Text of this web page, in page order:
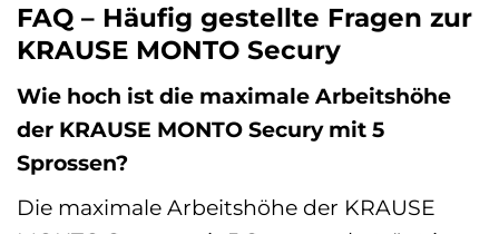
FAQ – Häufig gestellte Fragen zur
KRAUSE MONTO Secury
Wie hoch ist die maximale Arbeitshöhe
der KRAUSE MONTO Secury mit 5
Sprossen?
Die maximale Arbeitshöhe der KRAUSE